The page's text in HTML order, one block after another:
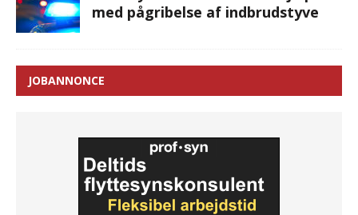
med pågribelse af indbrudstyve
JOBANNONCE